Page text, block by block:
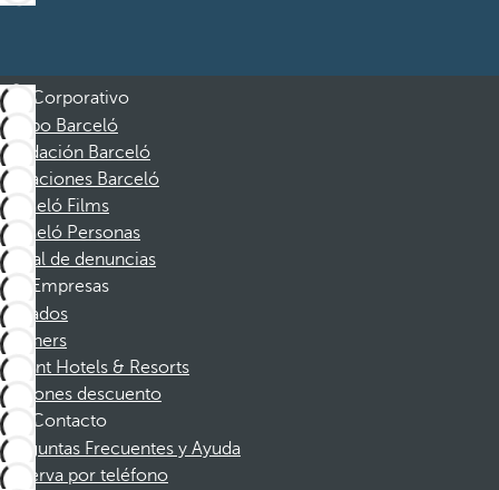
Corporativo
Grupo Barceló
Fundación Barceló
Vacaciones Barceló
Barceló Films
Barceló Personas
Canal de denuncias
Empresas
Afiliados
Partners
Dorint Hotels & Resorts
Cupones descuento
Contacto
Preguntas Frecuentes y Ayuda
Reserva por teléfono